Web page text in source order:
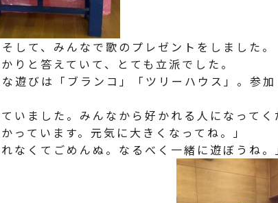
して、みんなで歌のプレゼントをしました。
りと答えていて、とても立派でした。
遊びは「ブランコ」「ツリーハウス」。参
いました。みんなから好かれる人になってく
っています。元気に大きくなってね。」
なくてごめんぬ。なるべく一緒に遊ぼうね。